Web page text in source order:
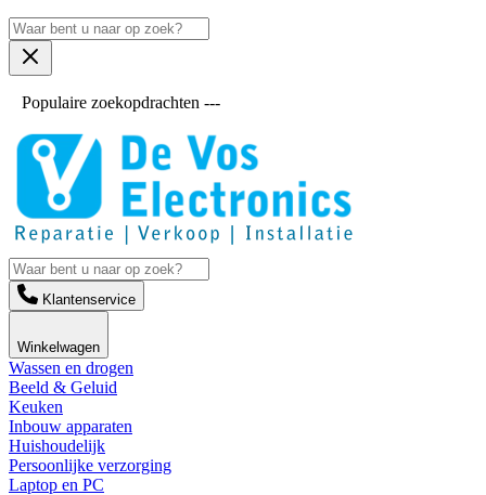
Populaire zoekopdrachten ---
Klantenservice
Winkelwagen
Wassen en drogen
Beeld & Geluid
Keuken
Inbouw apparaten
Huishoudelijk
Persoonlijke verzorging
Laptop en PC